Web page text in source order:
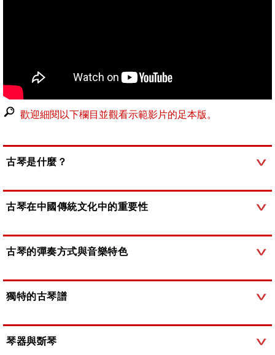
歡迎細閱以下欄目並觀看示範影片的足本版。
古琴是什麼？
古琴在中國傳統文化中的重要性
古琴的彈奏方式與音樂特色
獨特的古琴譜
琴器與斲琴